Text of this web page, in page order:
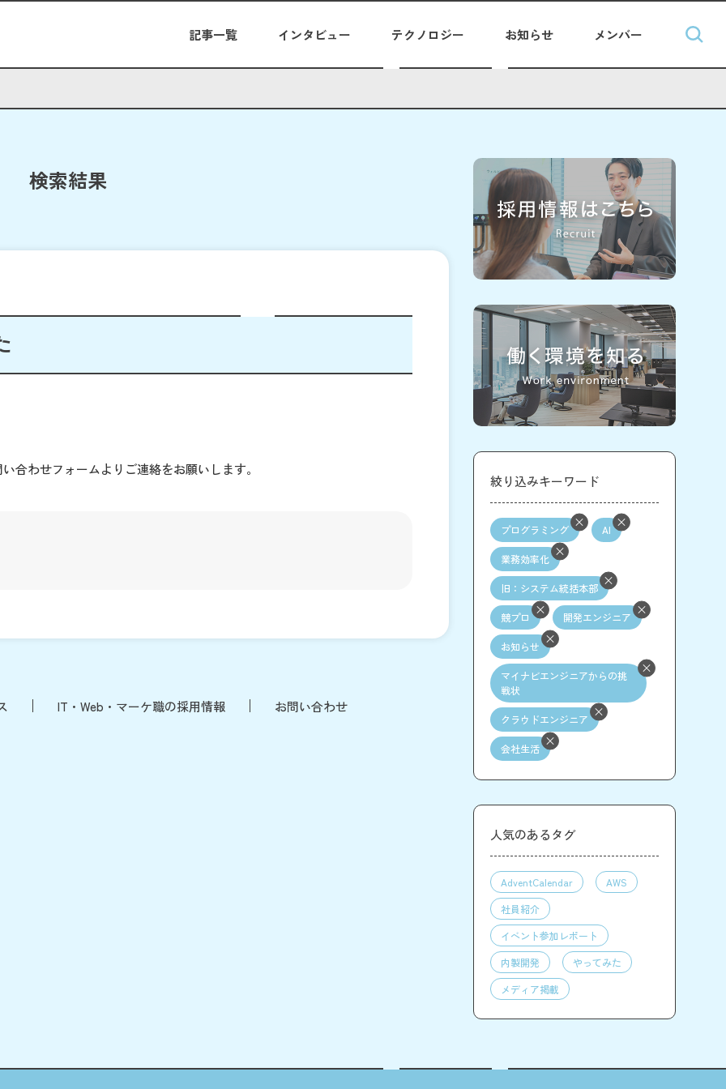
記事一覧 インタビュー テクノロジー お知らせ メンバー
検索結果
合わせフォームよりご連絡をお願いします。
IT・Web・マーケ職の採用情報 お問い合わせ
絞り込みキーワード
プログラミング AI
業務効率化
旧：システム統括本部
競プロ 開発エンジニア
お知らせ
マイナビエンジニアからの挑
戦状
クラウドエンジニア
会社生活
人気のあるタグ
AdventCalendar
AWS
社員紹介
イベント参加レポート
内製開発
やってみた
メディア掲載